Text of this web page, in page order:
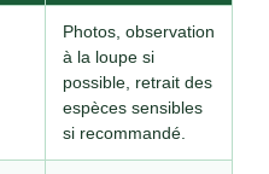
Photos, observation
à la loupe si
possible, retrait des
espèces sensibles
si recommandé.